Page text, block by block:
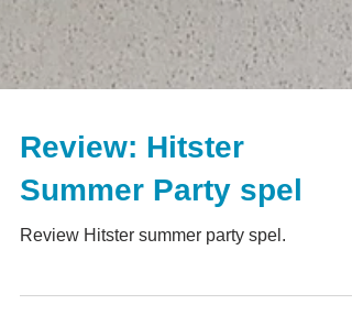
Review: Hitster
Summer Party spel